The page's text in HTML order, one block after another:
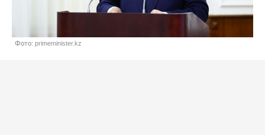
Фото: primeminister.kz